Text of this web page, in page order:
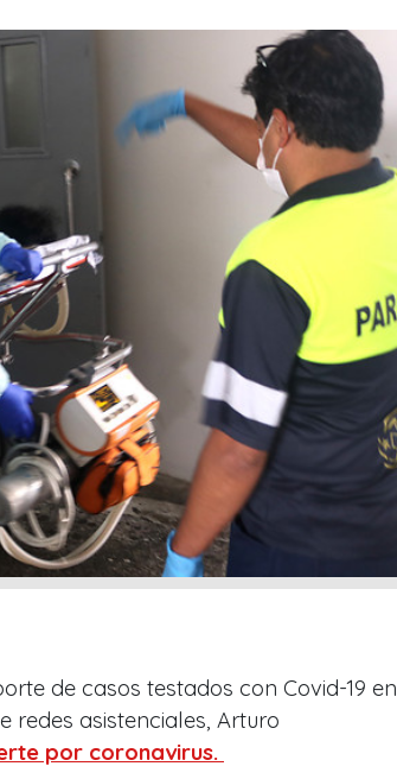
de casos testados con Covid-19 en
redes asistenciales, Arturo
por coronavirus.